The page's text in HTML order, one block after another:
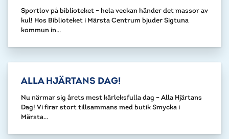
Sportlov på biblioteket – hela veckan händer det massor av
kul! Hos Biblioteket i Märsta Centrum bjuder Sigtuna
kommun in...
ALLA HJÄRTANS DAG!
Nu närmar sig årets mest kärleksfulla dag – Alla Hjärtans
Dag! Vi firar stort tillsammans med butik Smycka i
Märsta...